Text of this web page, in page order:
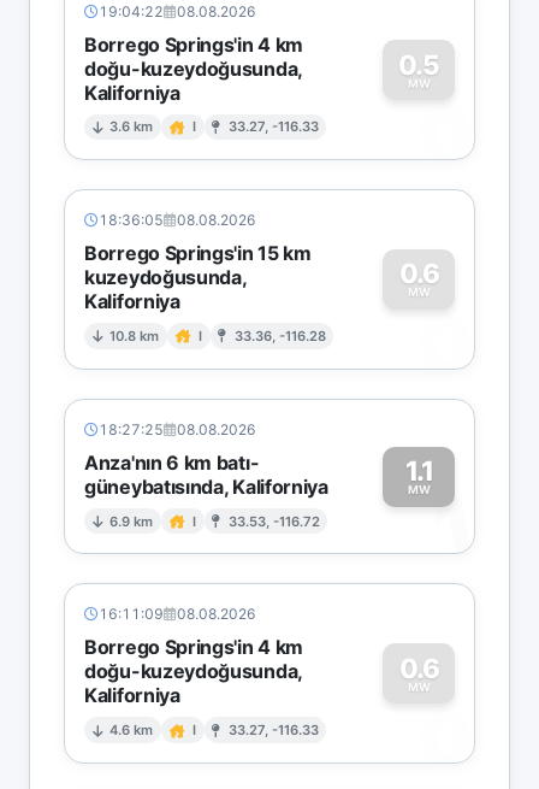
19:04:22 08.08.2026
Borrego Springs'in 4 km
doğu-kuzeydoğusunda,
Kaliforniya
3.6 km I 33.27, -116.33
0.5
MW
0
18:36:05 08.08.2026
Borrego Springs'in 15 km
kuzeydoğusunda,
Kaliforniya
10.8 km I 33.36, -116.28
0.6
MW
0
18:27:25 08.08.2026
Anza'nın 6 km batı-
güneybatısında, Kaliforniya
6.9 km I 33.53, -116.72
1.1
MW1
16:11:09 08.08.2026
Borrego Springs'in 4 km
doğu-kuzeydoğusunda,
Kaliforniya
4.6 km I 33.27, -116.33
0.6
MW
0